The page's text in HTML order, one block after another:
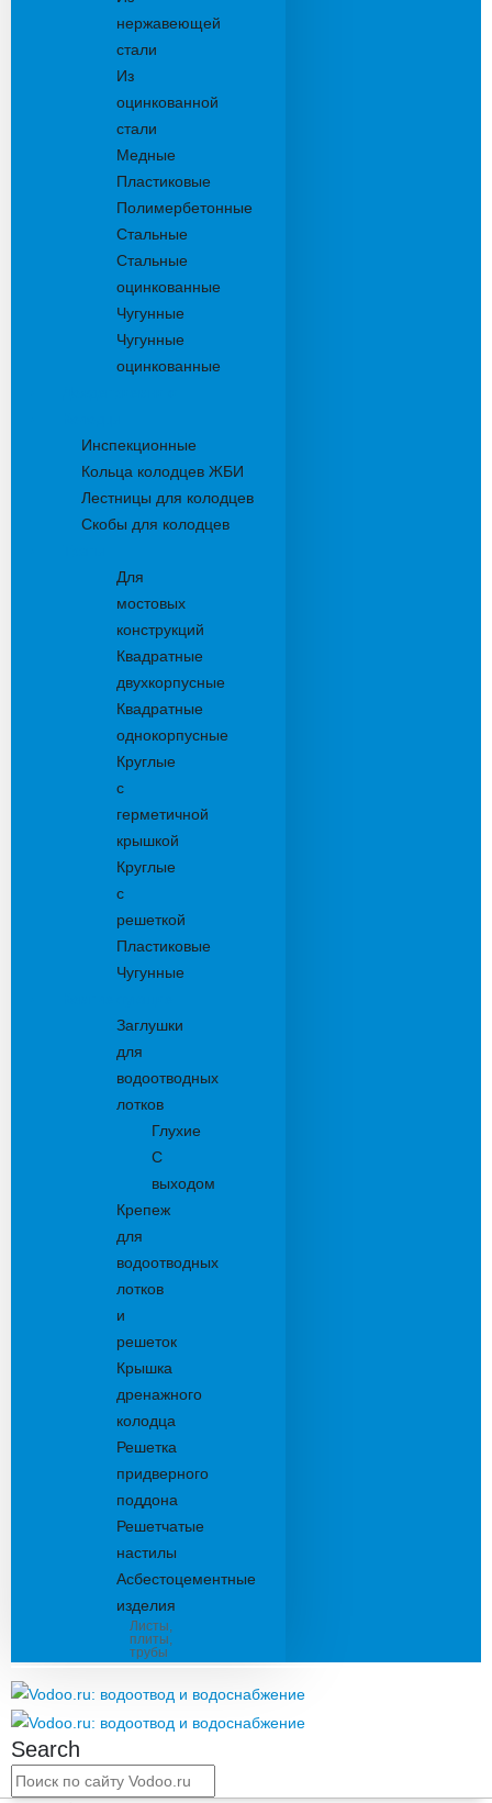
нержавеющей
стали
Из
оцинкованной
стали
Медные
Пластиковые
Полимербетонные
Стальные
Стальные
оцинкованные
Чугунные
Чугунные
оцинкованные
Инспекционные
Кольца колодцев ЖБИ
Лестницы для колодцев
Скобы для колодцев
Для
мостовых
конструкций
Квадратные
двухкорпусные
Квадратные
однокорпусные
Круглые
с
герметичной
крышкой
Круглые
с
решеткой
Пластиковые
Чугунные
Заглушки
для
водоотводных
лотков
Глухие
С
выходом
Крепеж
для
водоотводных
лотков
и
решеток
Крышка
дренажного
колодца
Решетка
придверного
поддона
Решетчатые
настилы
Асбестоцементные
изделия
Листы,
плиты,
трубы
Search